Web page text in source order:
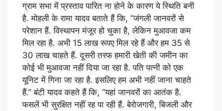
ग्राम सभा में प्रस्ताव पारित ना होने के कारण ये स्थिति बनी
है. मोहली के रामा यादव बताते हैं कि, ”जंगली जानवरों से
परेशान हैं. विस्थापन मंजूर हो चुका है, लेकिन मुआवजा कम
मिल रहा है. अभी 15 लाख रूपए मिल रहे हैं और हम 35 से
30 लाख चाहते हैं. दूसरी तरफ हमारी खेती की जमीन का
कोई भी मुआवजा नहीं दिया जा रहा है. पति पत्नी को एक
यूनिट में गिना जा रहा है. इसलिए हम अभी नहीं जाना चाहते
हैं.” बंटी यादव कहते हैं कि, ”यहां जानवरों का आतंक है.
फसलें भी सुरक्षित नहीं रह पा रही हैं. बेरोजगारी, बिजली और